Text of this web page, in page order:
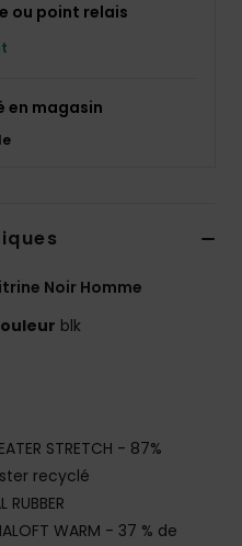
ou point relais
en magasin
Noir Homme
blk
STRETCH - 87%
recyclé
RUBBER
WARM - 37 % de